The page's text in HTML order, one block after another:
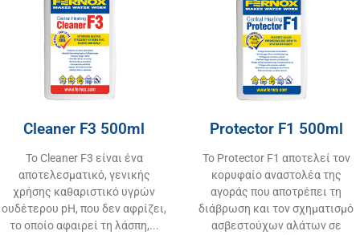
Cleaner F3 500ml
Το Cleaner F3 είναι ένα
αποτελεσματικό, γενικής
χρήσης καθαριστικό υγρών
ουδέτερου pH, που δεν αφρίζει,
το οποίο αφαιρεί τη λάσπη,
Protector F1 500ml
Το Protector F1 αποτελεί τον
κορυφαίο αναστολέα της
αγοράς που αποτρέπει τη
διάβρωση και τον σχηματισμό
ασβεστούχων αλάτων σε